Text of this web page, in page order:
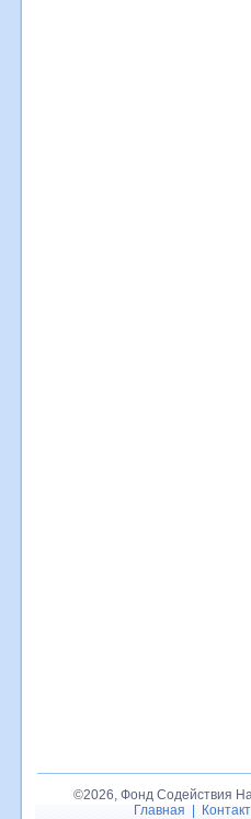
©2026, Фонд Содействия
Главная